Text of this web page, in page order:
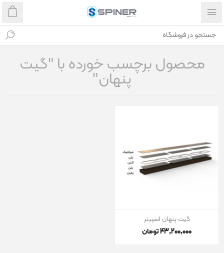
محصول برچسب خورده با "گیت
پنهان"
گیت پنهان اسپینر
43٬200٬000 تومان